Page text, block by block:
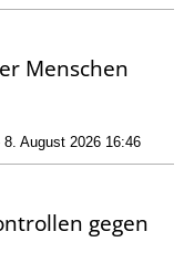
Menschen
August 2026 16:46
gegen